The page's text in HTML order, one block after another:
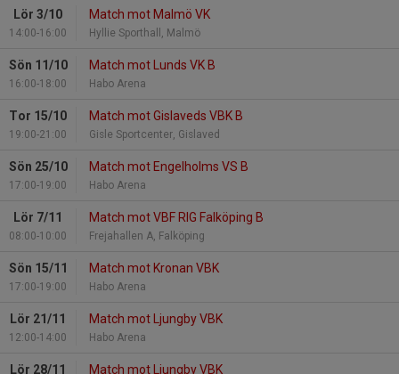
Lör 3/10
14:00-16:00
Match mot Malmö VK
Hyllie Sporthall, Malmö
Sön 11/10
16:00-18:00
Match mot Lunds VK B
Habo Arena
Tor 15/10
19:00-21:00
Match mot Gislaveds VBK B
Gisle Sportcenter, Gislaved
Sön 25/10
17:00-19:00
Match mot Engelholms VS B
Habo Arena
Lör 7/11
08:00-10:00
Match mot VBF RIG Falköping B
Frejahallen A, Falköping
Sön 15/11
17:00-19:00
Match mot Kronan VBK
Habo Arena
Lör 21/11
12:00-14:00
Match mot Ljungby VBK
Habo Arena
Lör 28/11 Match mot Ljungby VBK